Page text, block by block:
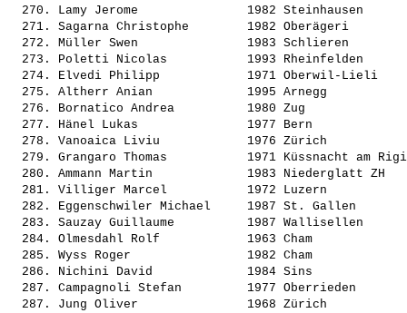
  270.
Lamy Jerome
1982
  271.
Sagarna Christophe
1982 Oberägeri
  272.
Müller Swen
1983 Schlieren
  273.
Poletti Nicolas
1993 Rheinfelden
  274.
Elvedi Philipp
1971 Oberwil-
  275.
Altherr Anian
1995 Arnegg
  276.
Bornatico Andrea
1980 Zug
  277.
Hänel Lukas
1977 Bern
  278.
Vanoaica Liviu
1976 Zürich
  279.
Grangaro Thomas
1971 Küssnacht
  280.
Ammann Martin
1983 Niederglatt
  281.
Villiger Marcel
1972 Luzern
  282.
Eggenschwiler Michael
1987 St. Gallen
  283.
Sauzay Guillaume
1987 Wallisellen
  284.
Olmesdahl Rolf
1963 Cham
  285.
Wyss Roger
1982 Cham
  286.
Nichini David
1984 Sins
  287.
Campagnoli Stefan
1977 Oberrieden
  287.
Jung Oliver
1968 Zürich